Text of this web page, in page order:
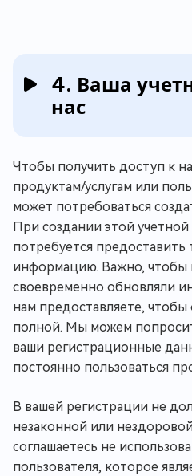
4. Ваша
нас
Чтобы получить доступ к
продуктам/услугам или
может потребоваться
При создании этой учетной
потребуется
информацию. Важно, чтобы
своевременно обновляли
нам предоставляете,
полной. Мы можем
ваши регистрационные
постоянно пользоваться
В вашей регистрации не
незаконной или
соглашаетесь не
пользователя, которое